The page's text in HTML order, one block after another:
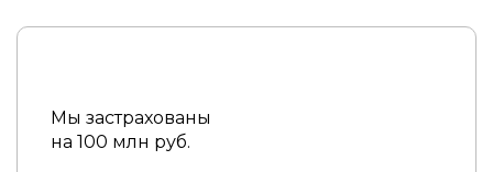
Мы застрахованы
на 100 млн руб.